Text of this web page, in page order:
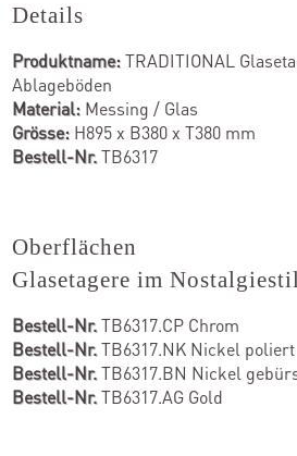
Details
Produktname:TRADITIONAL
Ablageböden
Material: Messing / Glas
Grösse: H895 x B380 x T380 mm
Bestell-Nr.TB6317
Oberflächen
Glasetagere im Nostalgiestil
Bestell-Nr.TB6317.CP Chrom
Bestell-Nr.TB6317.NK Nickel poliert
Bestell-Nr.TB6317.BN Nickel
Bestell-Nr.TB6317.AG Gold